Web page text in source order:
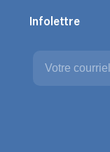
Infolettre